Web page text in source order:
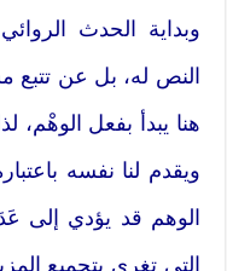
وبداية الحدث
النص له، بل عن تتبع
هنا يبدأ بفعل الوهْم،
ويقدم لنا نفسه
الوهم قد يؤدي إلى
التي تغري بتجميع